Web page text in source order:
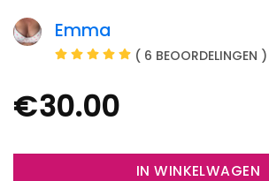
Emma
( 6 BEOORDELINGEN )
€30.00
IN WINKELWAGEN